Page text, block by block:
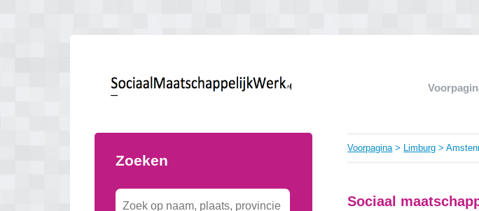
Zoeken
Voorpagina> Limburg >
Sociaal